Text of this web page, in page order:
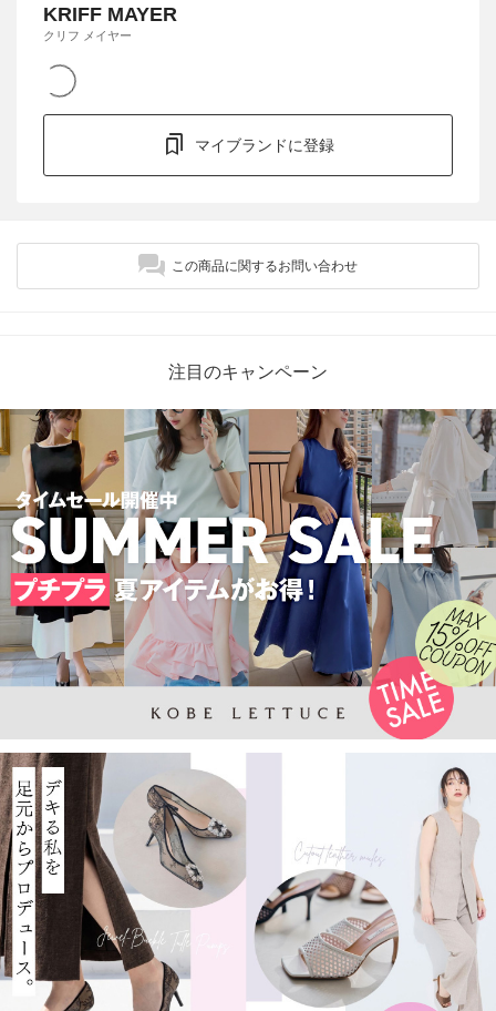
KRIFF MAYER
クリフ メイヤー
マイブランドに登録
この商品に関するお問い合わせ
注目のキャンペーン